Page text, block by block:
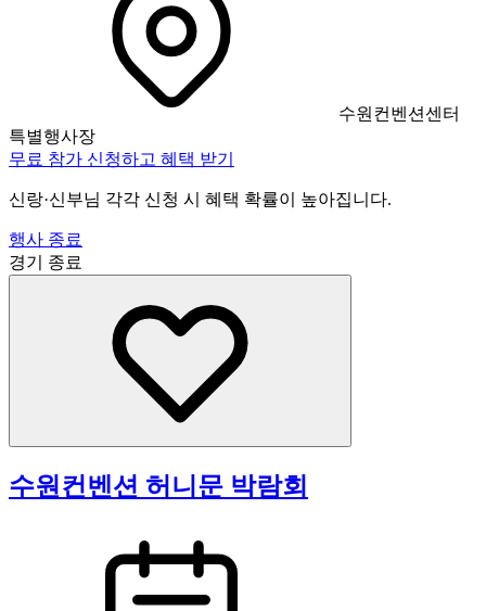
수원컨벤션센터
특별행사장
무료 참가 신청하고 혜택 받기
신랑·신부님 각각 신청 시 혜택 확률이 높아집니다.
행사 종료
경기
종료
수원컨벤션 허니문 박람회